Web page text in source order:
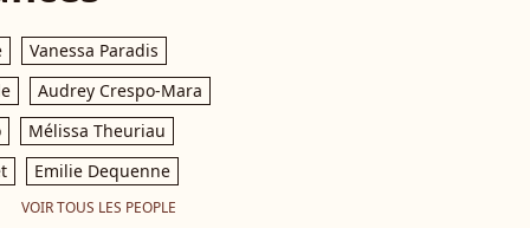
Vanessa Paradis
Audrey Crespo-Mara
Mélissa Theuriau
Emilie Dequenne
VOIR TOUS LES PEOPLE